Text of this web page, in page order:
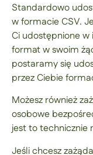
Standardowo
w formacie CSV.
Ci udostępnione
format w swoim
postaramy się
przez Ciebie
Możesz również
osobowe
jest to technicznie
Jeśli chcesz